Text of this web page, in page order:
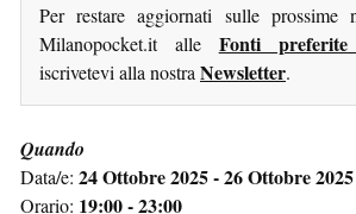
Per restare aggiornati sulle prossime
Milanopocket.it alle Fonti
iscrivetevi alla nostra Newsletter.
Quando
Data/e: 24 Ottobre 2025 - 26 Ottobre 2025
Orario: 19:00 - 23:00